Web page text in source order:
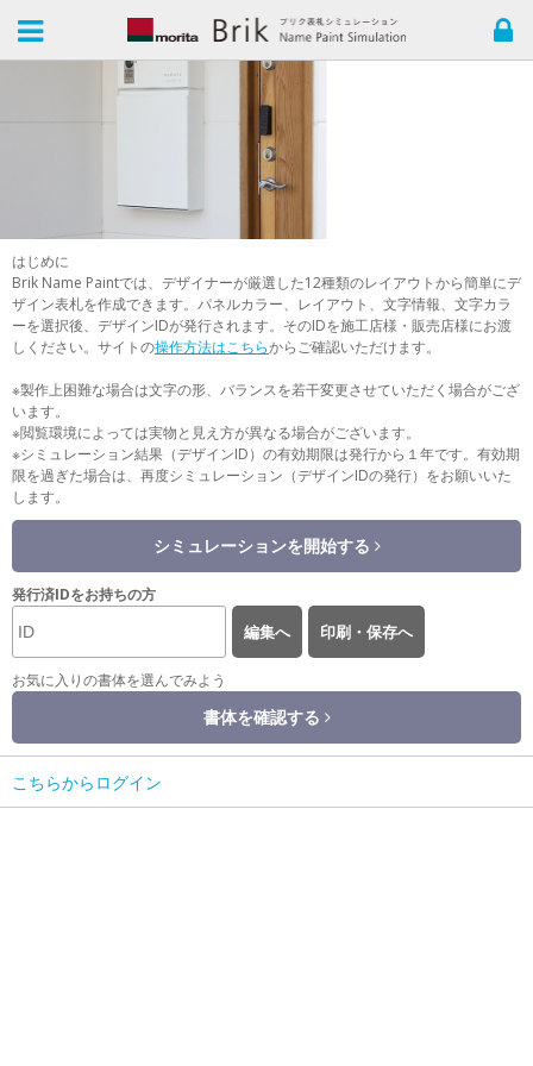
はじめに
Brik Name Paintでは、デザイナーが厳選した12種類のレイアウトから簡単にデ
ザイン表札を作成できます。パネルカラー、レイアウト、文字情報、文字カラ
ーを選択後、デザインIDが発行されます。そのIDを施工店様・販売店様にお渡
しください。サイトの操作方法はこちらからご確認いただけます。
※製作上困難な場合は文字の形、バランスを若干変更させていただく場合がござ
います。
※閲覧環境によっては実物と見え方が異なる場合がございます。
※シミュレーション結果（デザインID）の有効期限は発行から１年です。有効期
限を過ぎた場合は、再度シミュレーション（デザインIDの発行）をお願いいた
します。
シミュレーションを開始する
発行済IDをお持ちの方
編集へ 印刷・保存へ
お気に入りの書体を選んでみよう
書体を確認する
こちらからログイン